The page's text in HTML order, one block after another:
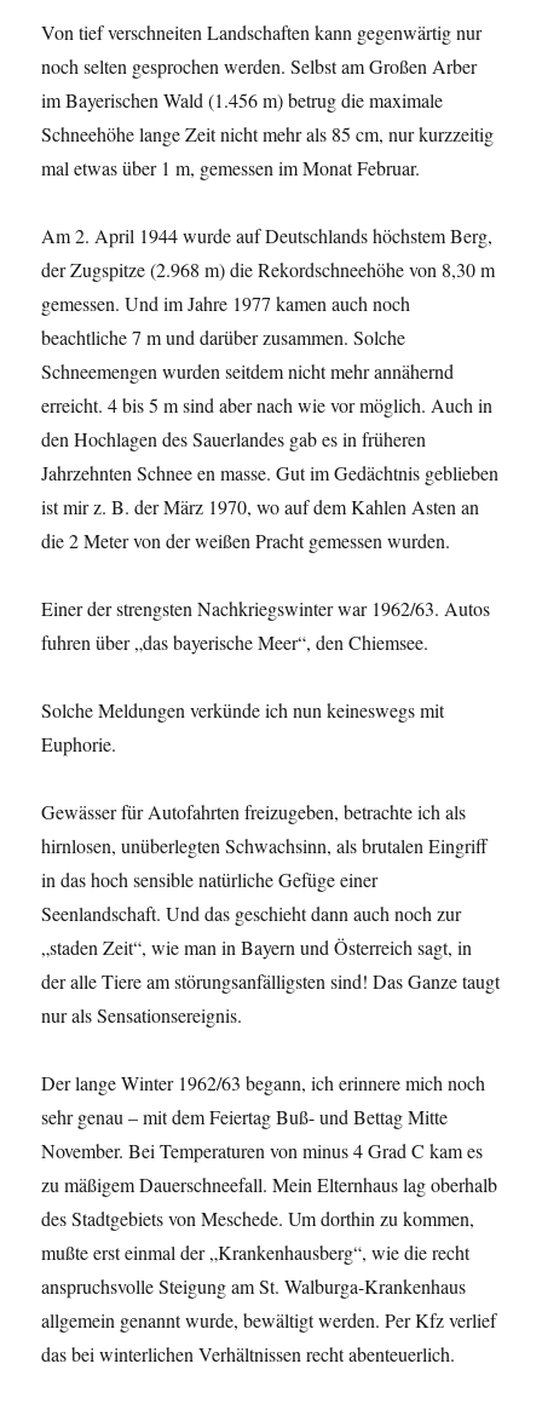
Von tief verschneiten Landschaften kann gegenwärtig nur
noch selten gesprochen werden. Selbst am Großen Arber
im Bayerischen Wald (1.456 m) betrug die maximale
Schneehöhe lange Zeit nicht mehr als 85 cm, nur kurzzeitig
mal etwas über 1 m, gemessen im Monat Februar.
Am 2. April 1944 wurde auf Deutschlands höchstem Berg,
der Zugspitze (2.968 m) die Rekordschneehöhe von 8,30 m
gemessen. Und im Jahre 1977 kamen auch noch
beachtliche 7 m und darüber zusammen. Solche
Schneemengen wurden seitdem nicht mehr annähernd
erreicht. 4 bis 5 m sind aber nach wie vor möglich. Auch in
den Hochlagen des Sauerlandes gab es in früheren
Jahrzehnten Schnee en masse. Gut im Gedächtnis geblieben
ist mir z. B. der März 1970, wo auf dem Kahlen Asten an
die 2 Meter von der weißen Pracht gemessen wurden.
Einer der strengsten Nachkriegswinter war 1962/63. Autos
fuhren über „das bayerische Meer“, den Chiemsee.
Solche Meldungen verkünde ich nun keineswegs mit
Euphorie.
Gewässer für Autofahrten freizugeben, betrachte ich als
hirnlosen, unüberlegten Schwachsinn, als brutalen Eingriff
in das hoch sensible natürliche Gefüge einer
Seenlandschaft. Und das geschieht dann auch noch zur
„staden Zeit“, wie man in Bayern und Österreich sagt, in
der alle Tiere am störungsanfälligsten sind! Das Ganze taugt
nur als Sensationsereignis.
Der lange Winter 1962/63 begann, ich erinnere mich noch
sehr genau – mit dem Feiertag Buß- und Bettag Mitte
November. Bei Temperaturen von minus 4 Grad C kam es
zu mäßigem Dauerschneefall. Mein Elternhaus lag oberhalb
des Stadtgebiets von Meschede. Um dorthin zu kommen,
mußte erst einmal der „Krankenhausberg“, wie die recht
anspruchsvolle Steigung am St. Walburga-Krankenhaus
allgemein genannt wurde, bewältigt werden. Per Kfz verlief
das bei winterlichen Verhältnissen recht abenteuerlich.